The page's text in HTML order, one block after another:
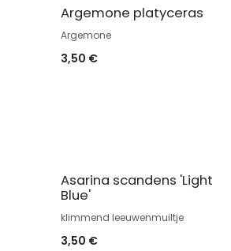
Argemone platyceras
Argemone
3,50 €
Asarina scandens 'Light
Blue'
klimmend leeuwenmuiltje
3,50 €